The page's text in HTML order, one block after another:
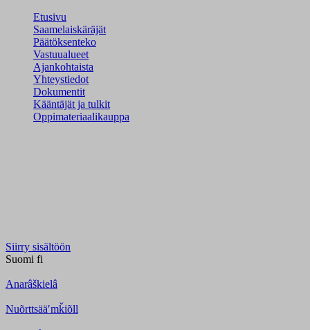
Etusivu
Saamelaiskäräjät
Päätöksenteko
Vastuualueet
Ajankohtaista
Yhteystiedot
Dokumentit
Kääntäjät ja tulkit
Oppimateriaalikauppa
Siirry sisältöön
Suomi fi
Anarâškielâ
Nuõrttsääʹmǩiõll